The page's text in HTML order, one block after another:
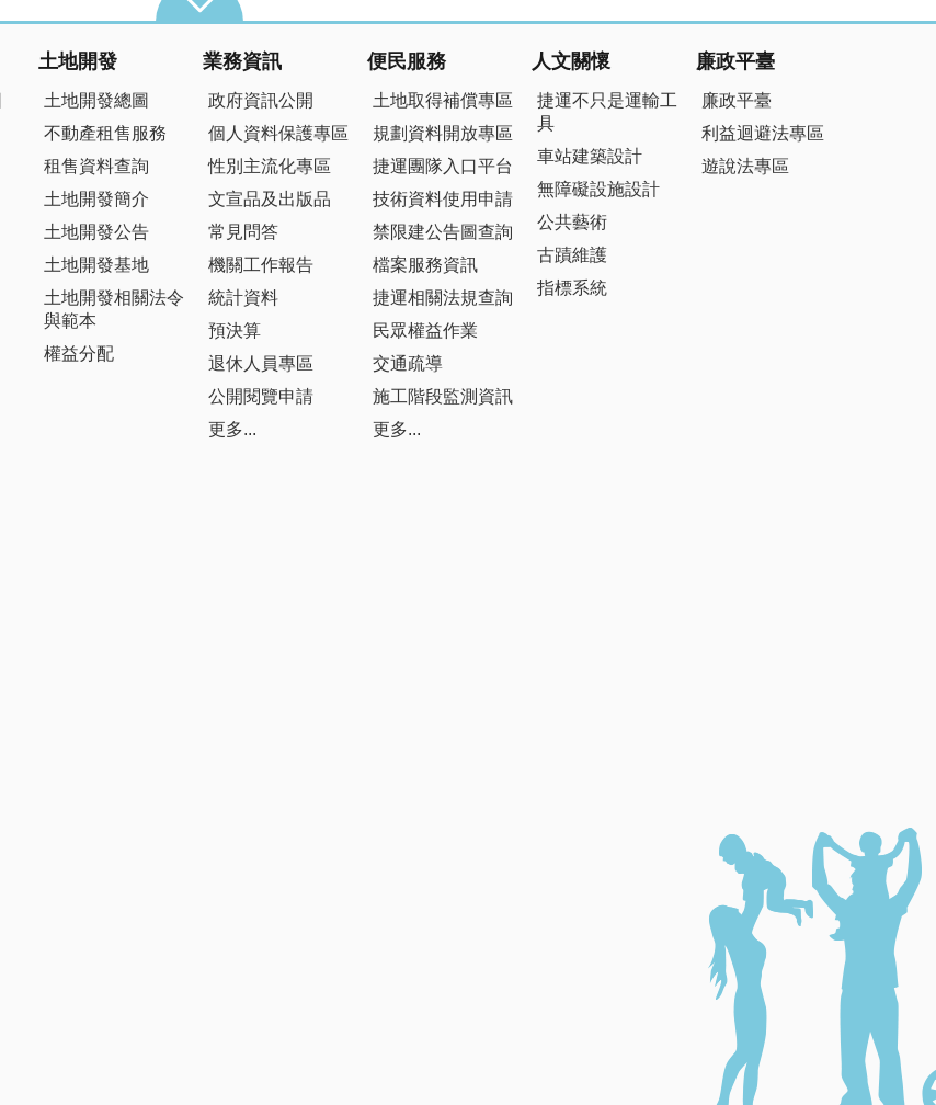
土地開發
土地開發總圖
不動產租售服務
租售資料查詢
土地開發簡介
土地開發公告
土地開發基地
土地開發相關法令
與範本
權益分配
業務資訊
政府資訊公開
個人資料保護專區
性別主流化專區
文宣品及出版品
常見問答
機關工作報告
統計資料
預決算
退休人員專區
公開閱覽申請
更多...
便民服務
土地取得補償專區
規劃資料開放專區
捷運團隊入口平台
技術資料使用申請
禁限建公告圖查詢
檔案服務資訊
捷運相關法規查詢
民眾權益作業
交通疏導
施工階段監測資訊
更多...
人文關懷
捷運不只是運輸工
具
車站建築設計
無障礙設施設計
公共藝術
古蹟維護
指標系統
廉政平臺
廉政平臺
利益迴避法專區
遊說法專區